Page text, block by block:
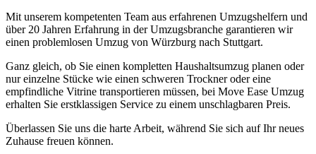
Mit unserem kompetenten Team aus erfahrenen Umzugshelfern und
über 20 Jahren Erfahrung in der Umzugsbranche garantieren wir
einen problemlosen Umzug von Würzburg nach Stuttgart.
Ganz gleich, ob Sie einen kompletten Haushaltsumzug planen oder
nur einzelne Stücke wie einen schweren Trockner oder eine
empfindliche Vitrine transportieren müssen, bei Move Ease Umzug
erhalten Sie erstklassigen Service zu einem unschlagbaren Preis.
Überlassen Sie uns die harte Arbeit, während Sie sich auf Ihr neues
Zuhause freuen können.